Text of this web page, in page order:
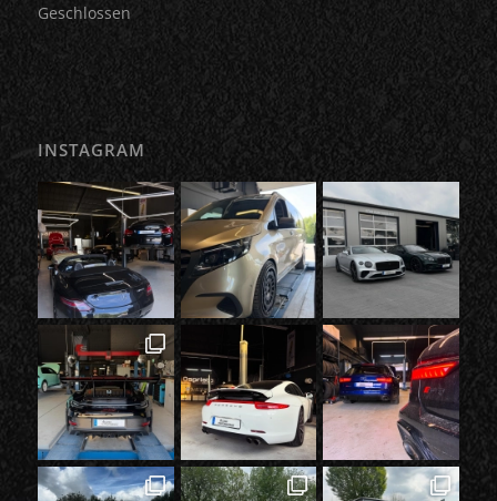
Geschlossen
INSTAGRAM